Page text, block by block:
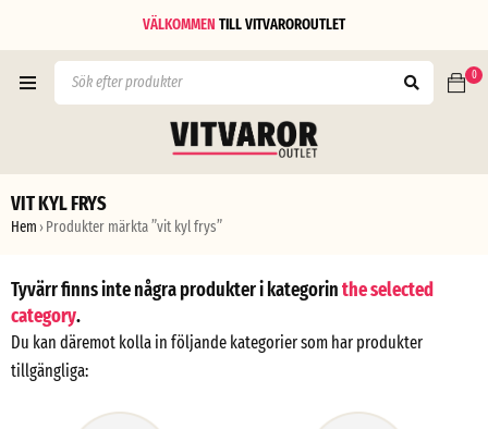
VÄLKOMMEN TILLVITVAROROUTLET
0
VIT KYL FRYS
Hem › Produkter märkta ”vit kyl frys”
Tyvärr finns inte några produkter i kategorinthe selected
category.
Du kan däremot kolla in följande kategorier som har produkter
tillgängliga: